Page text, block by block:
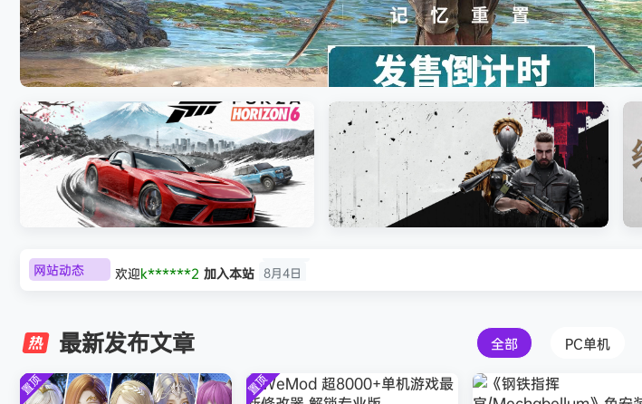
007 初露锋芒（007 First Light ）免安装中文版
网站动态 欢迎k******2 加入本站 8月4日
欢迎h*********0
旋律 签到获取 41 点积分 8月1日
最新发布文章 全部 PC单机
置顶 置顶